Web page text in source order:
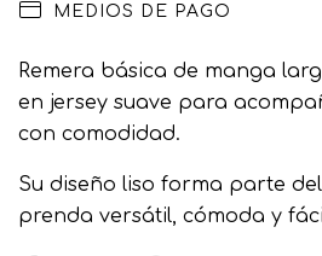
MEDIOS DE PAGO
Remera básica de manga
en jersey suave para
con comodidad.
Su diseño liso forma parte del
prenda versátil, cómoda y